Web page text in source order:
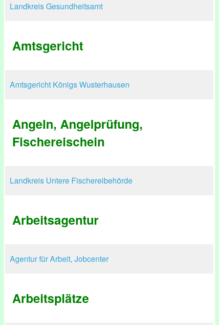
Landkreis Gesundheitsamt
Amtsgericht
Amtsgericht Königs Wusterhausen
Angeln, Angelprüfung,
Fischereischein
Landkreis Untere Fischereibehörde
Arbeitsagentur
Agentur für Arbeit, Jobcenter
Arbeitsplätze